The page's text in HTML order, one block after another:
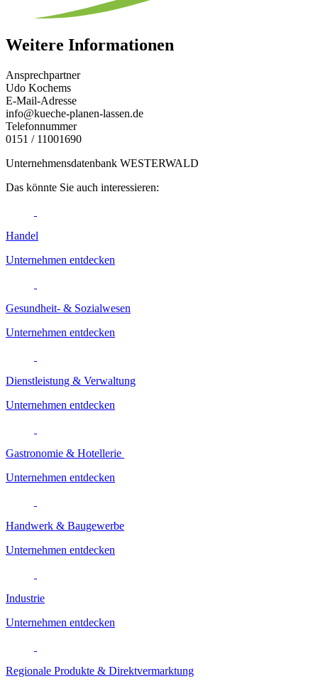
Weitere Informationen
Ansprechpartner
Udo Kochems
E-Mail-Adresse
info@kueche-planen-lassen.de
Telefonnummer
0151 / 11001690
Unternehmensdatenbank WESTERWALD
Das könnte Sie auch interessieren:
Handel
Unternehmen entdecken
Gesundheit- & Sozialwesen
Unternehmen entdecken
Dienstleistung & Verwaltung
Unternehmen entdecken
Gastronomie & Hotellerie
Unternehmen entdecken
Handwerk & Baugewerbe
Unternehmen entdecken
Industrie
Unternehmen entdecken
Regionale Produkte & Direktvermarktung